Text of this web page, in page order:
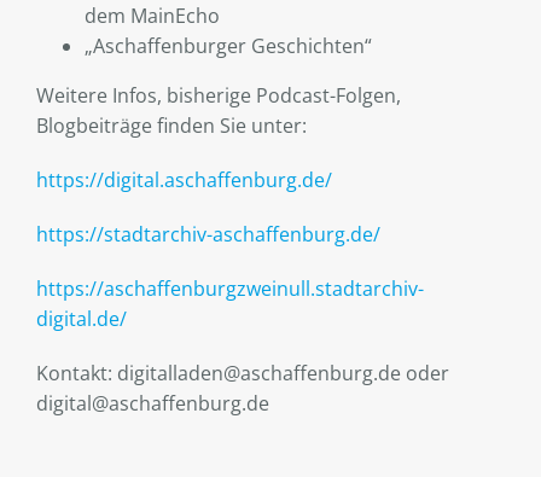
dem MainEcho
„Aschaffenburger Geschichten“
Weitere Infos, bisherige Podcast-Folgen,
Blogbeiträge finden Sie unter:
https://digital.aschaffenburg.de/
https://stadtarchiv-aschaffenburg.de/
https://aschaffenburgzweinull.stadtarchiv-
digital.de/
Kontakt: digitalladen@aschaffenburg.de oder
digital@aschaffenburg.de